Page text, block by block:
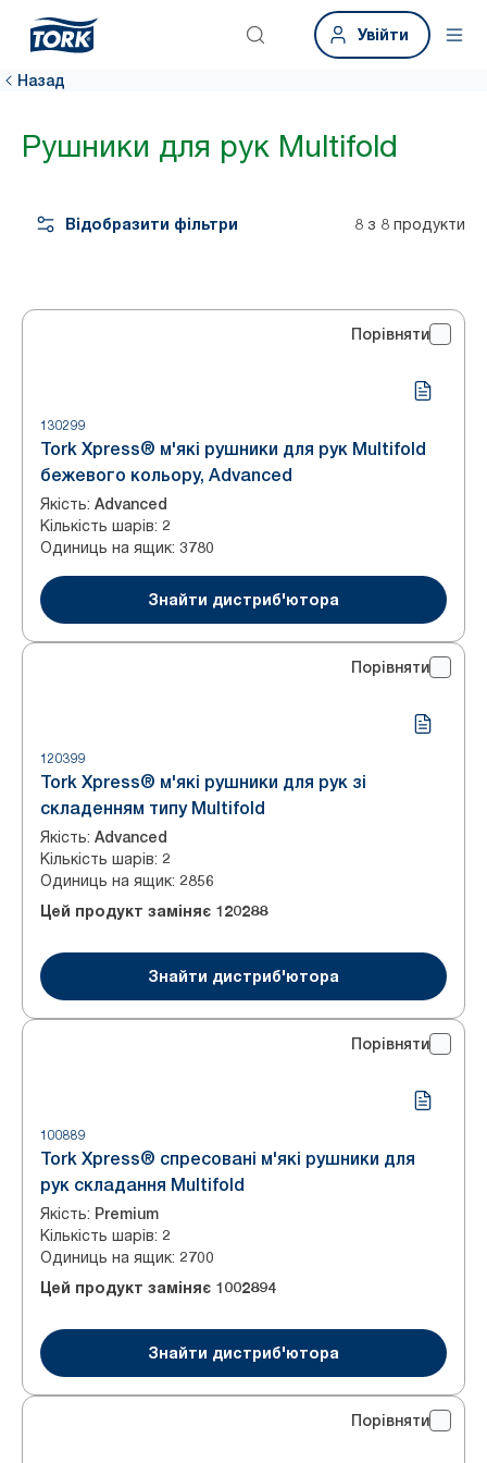
Увійти
Назад
Рушники для рук Multifold
Відобразити фільтри 8 з 8 продукти
Порівняти
130299
Tork Xpress® м'які рушники для рук Multifold
бежевого кольору, Advanced
Якість: Advanced
Кількість шарів: 2
Одиниць на ящик: 3780
Знайти дистриб'ютора
Порівняти
120399
Tork Xpress® м'які рушники для рук зі
складенням типу Multifold
Якість: Advanced
Кількість шарів: 2
Одиниць на ящик: 2856
Цей продукт заміняє 120288
Знайти дистриб'ютора
Порівняти
100889
Tork Xpress® спресовані м'які рушники для
рук складання Multifold
Якість: Premium
Кількість шарів: 2
Одиниць на ящик: 2700
Цей продукт заміняє 1002894
Знайти дистриб'ютора
Порівняти